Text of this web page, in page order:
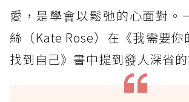
愛，是學會以鬆弛的心面對
絲（Kate Rose）在《我需要你
找到自己》書中提到發人深省的